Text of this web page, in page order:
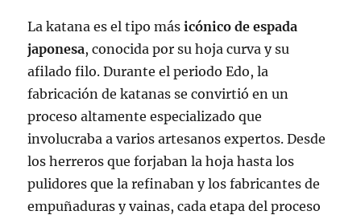
La katana es el tipo más icónico de espada
japonesa, conocida por su hoja curva y su
afilado filo. Durante el periodo Edo, la
fabricación de katanas se convirtió en un
proceso altamente especializado que
involucraba a varios artesanos expertos. Desde
los herreros que forjaban la hoja hasta los
pulidores que la refinaban y los fabricantes de
empuñaduras y vainas, cada etapa del proceso